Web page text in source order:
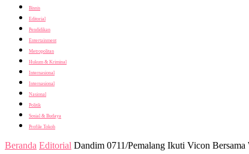
Bisnis
Editorial
Pendidikan
Entertainment
Metropolitan
Hukum & Kriminal
Internasional
Internasional
Nasional
Politik
Sosial & Budaya
Profile Tokoh
Beranda Editorial Dandim 0711/Pemalang Ikuti Vicon